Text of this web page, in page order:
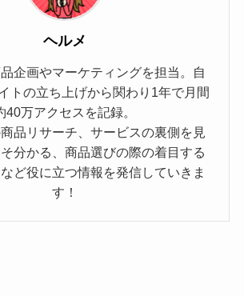
ヘルメ
品企画やマーケティングを担当。自
トの立ち上げから関わり1年で月間
40万アクセスを記録。
品リサーチ、サービスの裏側を見
分かる、商品選びの際の着目する
ど役に立つ情報を発信していきま
す！